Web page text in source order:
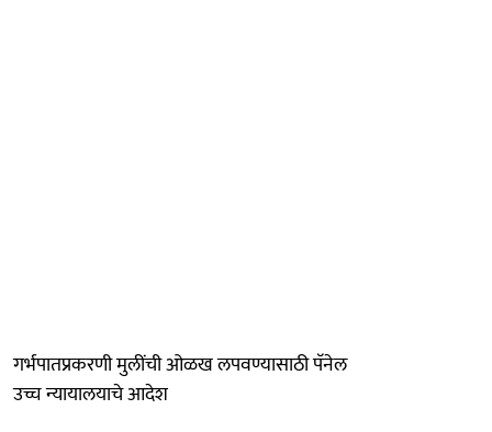
गर्भपातप्रकरणी मुलींची ओळख लपवण्यासाठी पॅनेल
उच्च न्यायालयाचे आदेश